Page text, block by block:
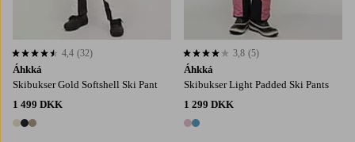
Áhkká
Skibukser Gold Softshell Ski Pant
1 499 DKK
3 farver
4,4 baseret på 32 bedømmelser
4,4 (32)
Áhkká
Skibukser Light Padded Ski Pants
1 299 DKK
2 farver
3,8 baseret på 5 bedømmelser
3,8 (5)